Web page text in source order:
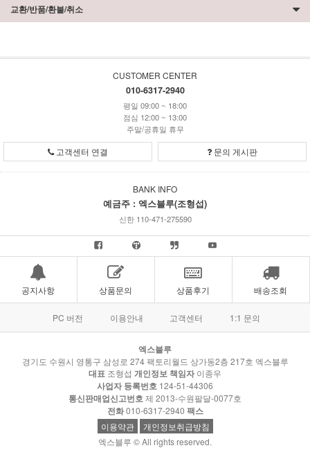
교환/반품/환불/취소
CUSTOMER CENTER
010-6317-2940
평일 09:00 ~ 18:00
점심 12:00 ~ 13:00
주말/공휴일 휴무
고객센터 연결 문의 게시판
BANK INFO
예금주 : 엑스블루(조형섭)
신한 110-471-275590
공지사항 상품문의 상품후기 배송조회
PC 버전 이용안내 고객센터 1:1 문의
엑스블루
경기도 수원시 영통구 삼성로 274 팩토리월드 상가동2층 217호 엑스블루
대표 조형섭 개인정보 책임자 이종우
사업자 등록번호 124-51-44306
통신판매업신고번호제 2013-수원팔달-0077호
전화010-6317-2940 팩스
이용약관
개인정보취급방침
엑스블루 © All rights reserved.